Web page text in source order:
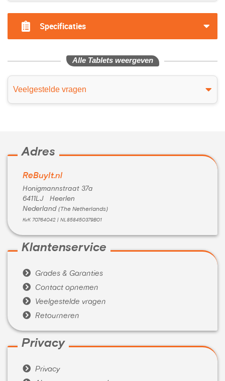
Specificaties
Alle Tablets weergeven
Veelgestelde vragen
Adres
ReBuyIt.nl
Honigmannstraat 37a
6411LJ Heerlen
Nederland (The Netherlands)
KvK 70764042 | NL858450379B01
Klantenservice
 Grades & Garanties
 Contact opnemen
 Veelgestelde vragen
 Retourneren
Privacy
 Privacy